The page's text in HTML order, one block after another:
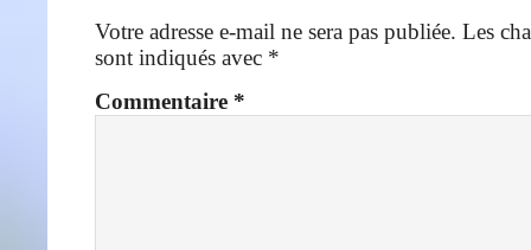
Votre adresse e-mail ne sera pas publiée. Les
sont indiqués avec *
Commentaire *